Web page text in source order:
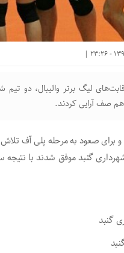
لیگ برتر والیبال، دو تیم
برای صعود به مرحله پلی آف
گنبد موفق شدند با